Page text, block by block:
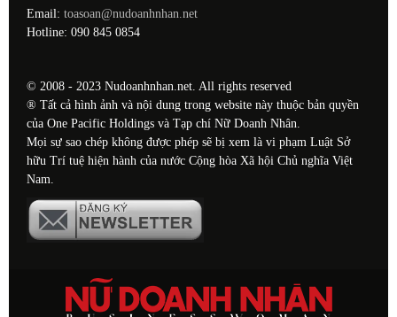
Email: toasoan@nudoanhnhan.net
Hotline: 090 845 0854
© 2008 - 2023 Nudoanhnhan.net. All rights reserved
® Tất cả hình ảnh và nội dung trong website này thuộc bản quyền
của One Pacific Holdings và Tạp chí Nữ Doanh Nhân.
Mọi sự sao chép không được phép sẽ bị xem là vi phạm Luật Sở
hữu Trí tuệ hiện hành của nước Cộng hòa Xã hội Chủ nghĩa Việt
Nam.